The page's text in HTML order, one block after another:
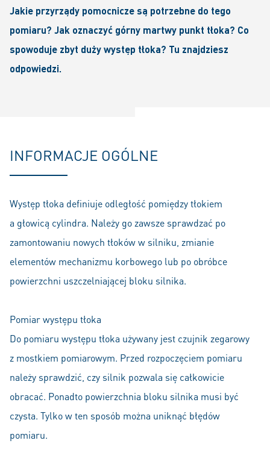
Jakie przyrządy pomocnicze są potrzebne do tego
pomiaru? Jak oznaczyć górny martwy punkt tłoka? Co
spowoduje zbyt duży występ tłoka? Tu znajdziesz
odpowiedzi.
INFORMACJE OGÓLNE
Występ tłoka definiuje odległość pomiędzy tłokiem
a głowicą cylindra. Należy go zawsze sprawdzać po
zamontowaniu nowych tłoków w silniku, zmianie
elementów mechanizmu korbowego lub po obróbce
powierzchni uszczelniającej bloku silnika.
Pomiar występu tłoka
Do pomiaru występu tłoka używany jest czujnik zegarowy
z mostkiem pomiarowym. Przed rozpoczęciem pomiaru
należy sprawdzić, czy silnik pozwala się całkowicie
obracać. Ponadto powierzchnia bloku silnika musi być
czysta. Tylko w ten sposób można uniknąć błędów
pomiaru.